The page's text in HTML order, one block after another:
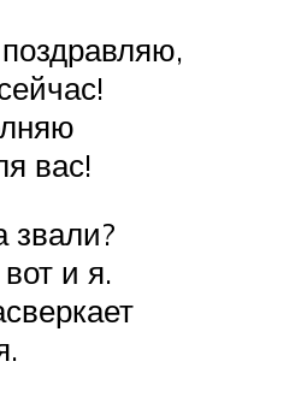
вас!
и я.